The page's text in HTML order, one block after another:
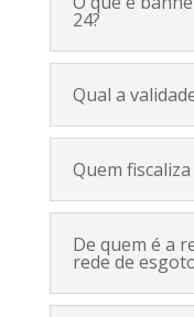
24?
Qual a
Quem
De quem é a
rede de